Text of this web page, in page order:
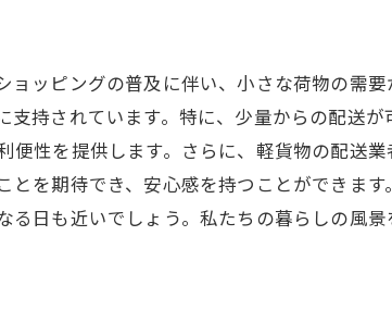
ッピングの普及に伴い、小さな荷物の需要
持されています。特に、少量からの配送が
性を提供します。さらに、軽貨物の配送業
を期待でき、安心感を持つことができます
日も近いでしょう。私たちの暮らしの風景